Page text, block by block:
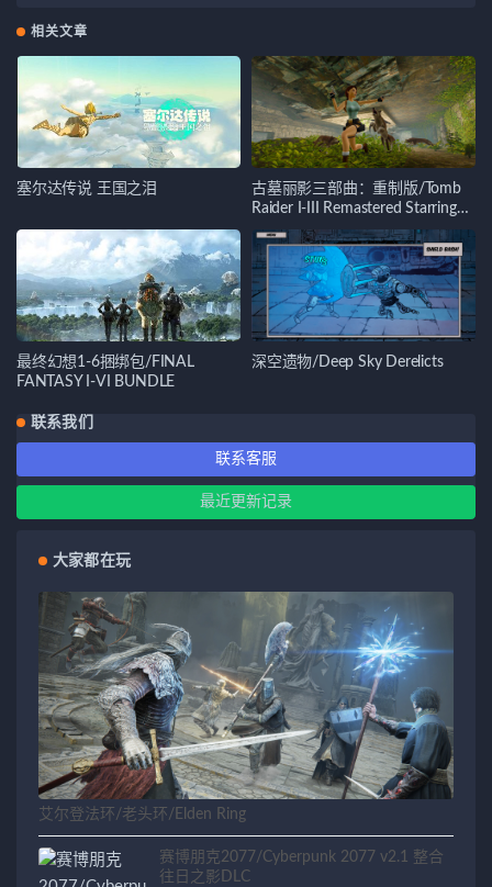
相关文章
塞尔达传说 王国之泪
古墓丽影三部曲：重制版/Tomb
Raider I-III Remastered Starring
Lara Croft
最终幻想1-6捆绑包/FINAL
FANTASY I-VI BUNDLE
深空遗物/Deep Sky Derelicts
联系我们
联系客服
最近更新记录
大家都在玩
艾尔登法环/老头环/Elden Ring
赛博朋克2077/Cyberpunk 2077 v2.1 整合
往日之影DLC